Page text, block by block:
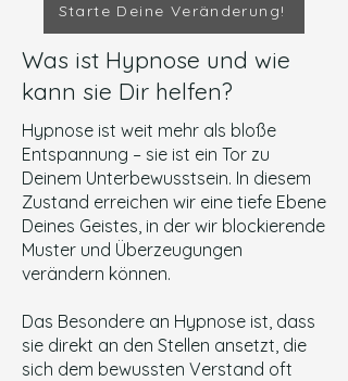
Starte Deine Veränderung!
Was ist Hypnose und wie
kann sie Dir helfen?
Hypnose ist weit mehr als bloße
Entspannung – sie ist ein Tor zu
Deinem Unterbewusstsein. In diesem
Zustand erreichen wir eine tiefe Ebene
Deines Geistes, in der wir blockierende
Muster und Überzeugungen
verändern können.
Das Besondere an Hypnose ist, dass
sie direkt an den Stellen ansetzt, die
sich dem bewussten Verstand oft